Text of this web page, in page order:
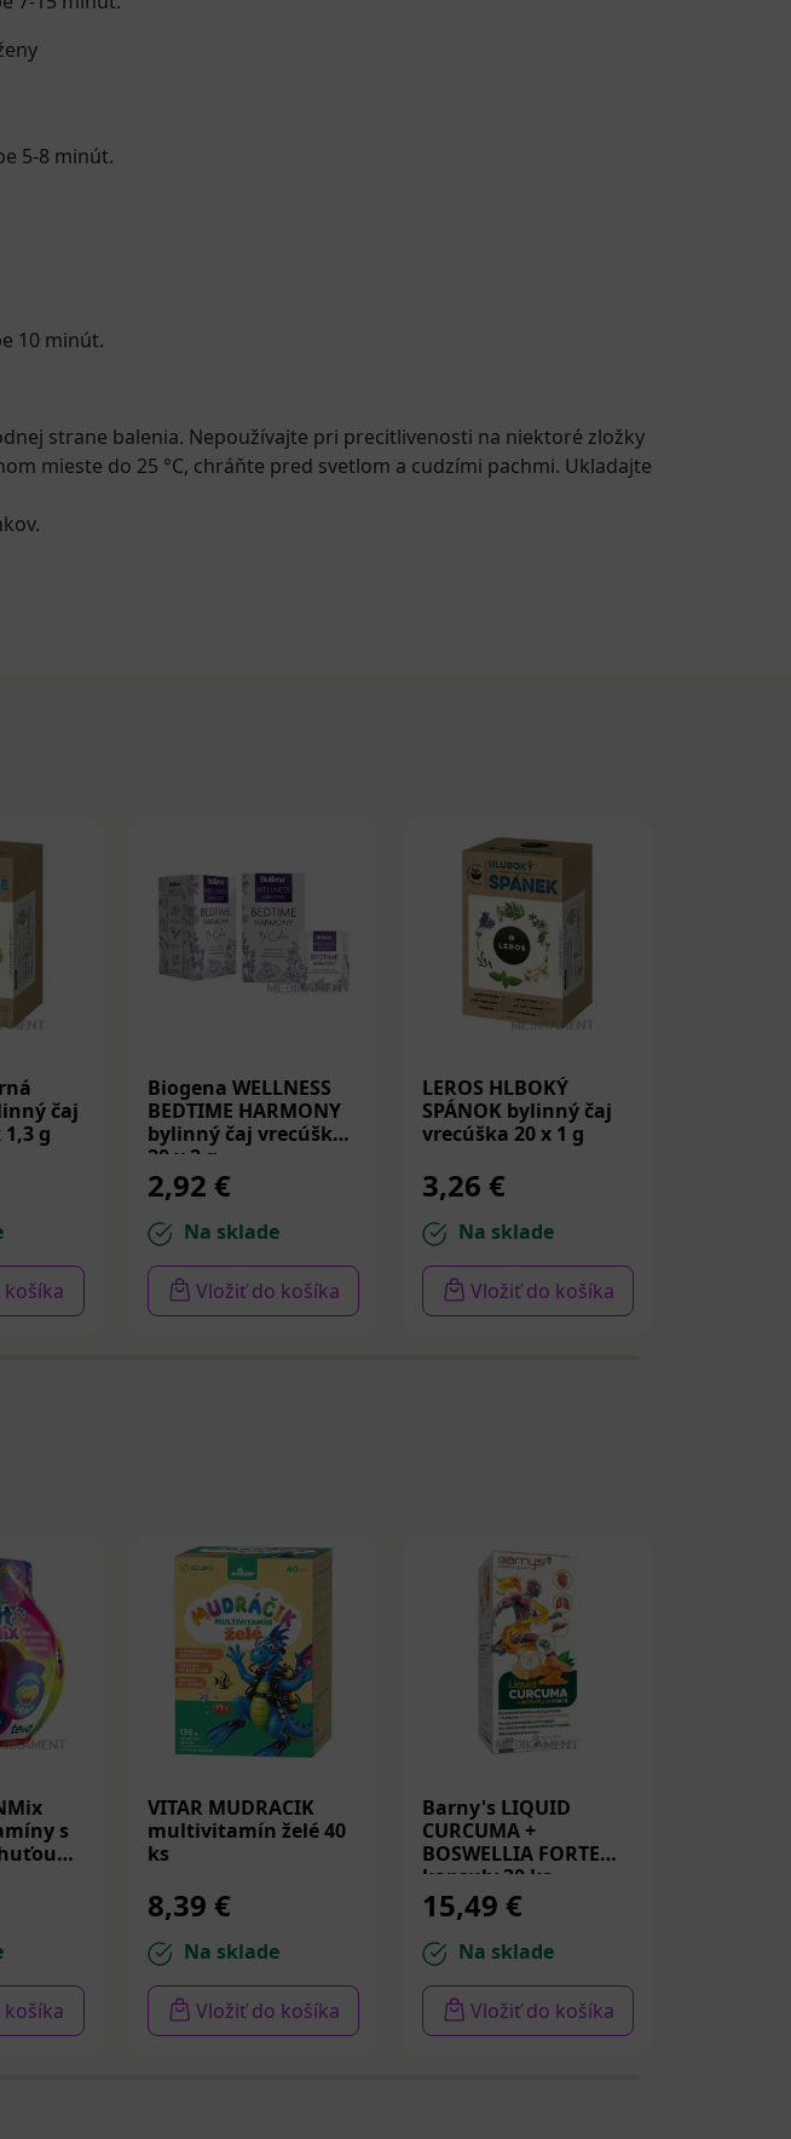
5-8 minút.
10 minút.
strane balenia. Nepoužívajte pri precitlivenosti na niektoré zložky
mieste do 25 °C, chráňte pred svetlom a cudzími pachmi. Ukladajte
čaj
g
Biogena WELLNESS
BEDTIME HARMONY
bylinný čaj vrecúška
20 x 2 g
2,92 €
Na sklade
Vložiť do košíka
LEROS HLBOKÝ
SPÁNOK bylinný čaj
vrecúška 20 x 1 g
3,26 €
Na sklade
Vložiť do košíka
s
VITAR MUDRACIK
multivitamín želé 40
ks
8,39 €
Na sklade
Vložiť do košíka
Barny's LIQUID
CURCUMA +
BOSWELLIA FORTE
kapsuly 30 ks
15,49 €
Na sklade
Vložiť do košíka